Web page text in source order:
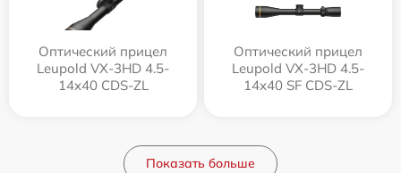
Оптический прицел
Leupold VX-3HD 4.5-
14x40 CDS-ZL
Оптический прицел
Leupold VX-3HD 4.5-
14x40 SF CDS-ZL
Показать больше